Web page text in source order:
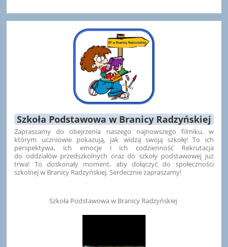
Szkoła Podstawowa w Branicy Radzyńskiej
Zapraszamy do obejrzenia naszego najnowszego filmiku, w
którym uczniowie pokazują, jak widzą swoją szkołę! To ich
perspektywa, ich emocje i ich codzienność Rekrutacja
do oddziałów przedszkolnych oraz do szkoły podstawowej już
trwa! To doskonały moment, aby dołączyć do społeczności
szkolnej w Branicy Radzyńskiej. Serdecznie zapraszamy!
Szkoła Podstawowa w Branicy Radzyńskiej